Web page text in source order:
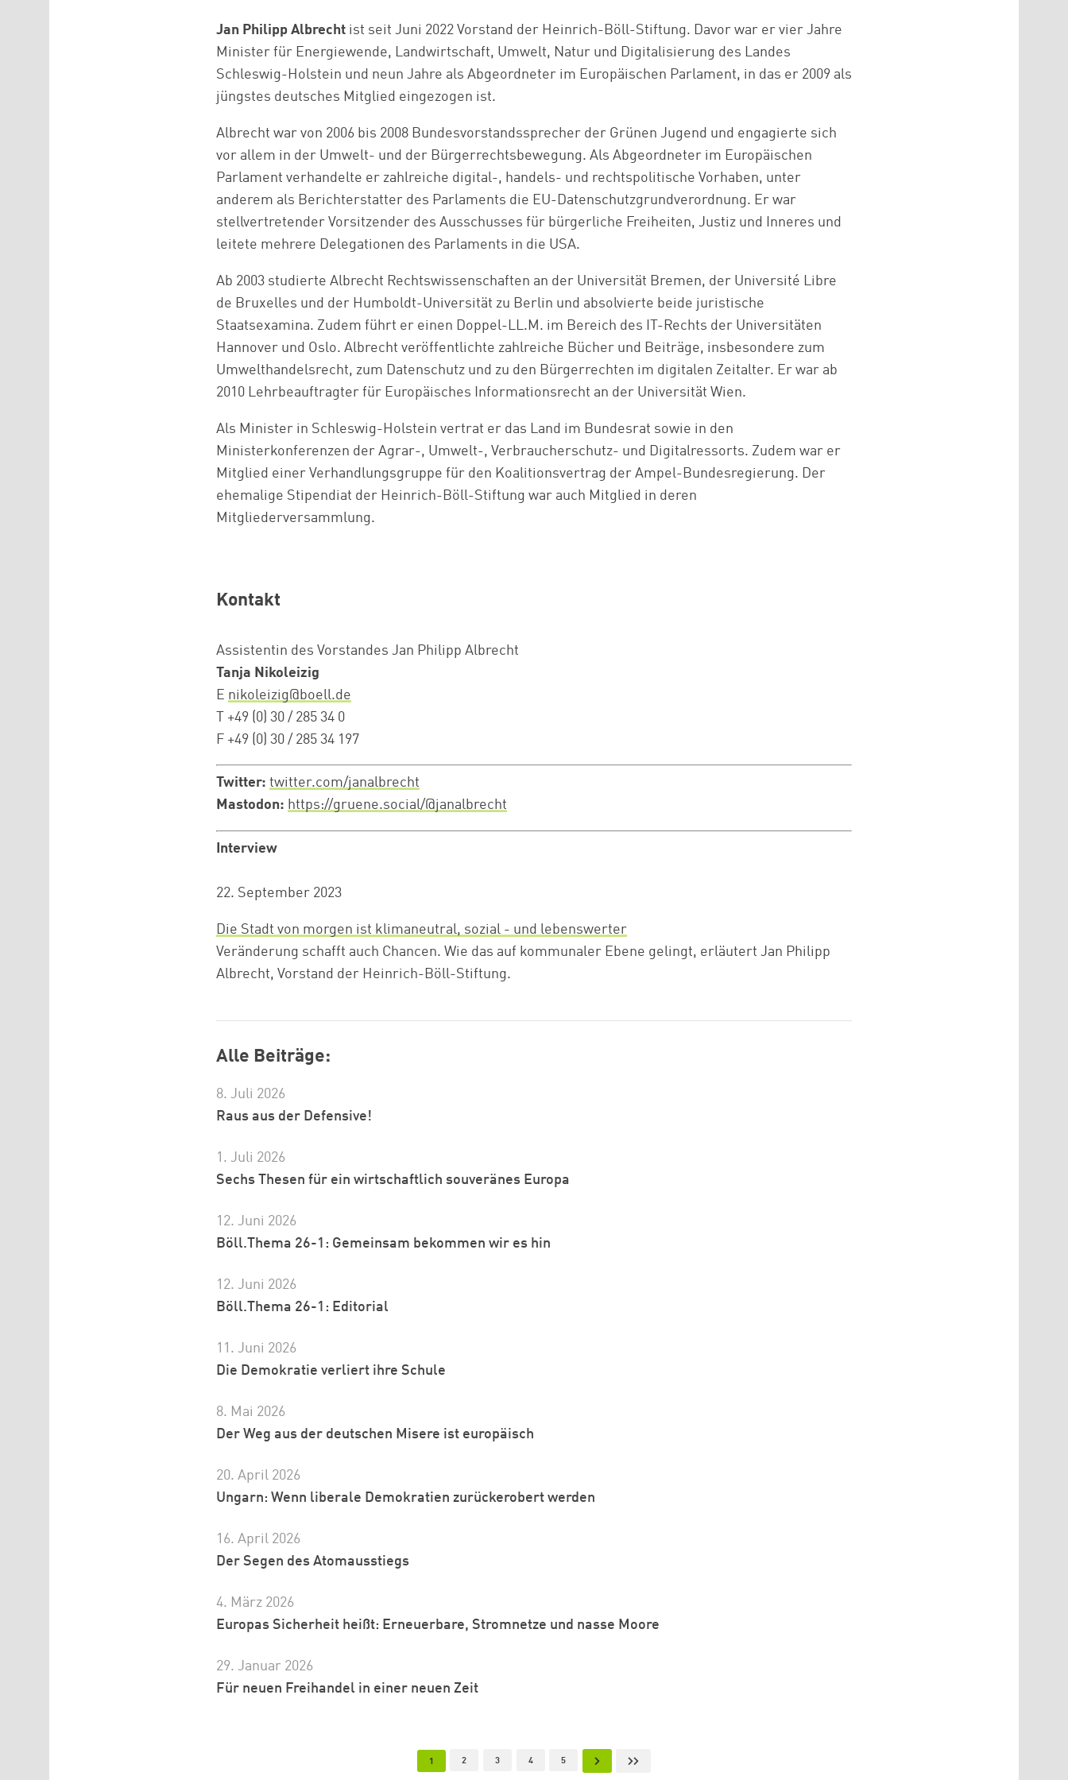
Jan Philipp Albrecht ist seit Juni 2022 Vorstand der Heinrich-Böll-Stiftung. Davor war er vier Jahre
Minister für Energiewende, Landwirtschaft, Umwelt, Natur und Digitalisierung des Landes
Schleswig-Holstein und neun Jahre als Abgeordneter im Europäischen Parlament, in das er 2009 als
jüngstes deutsches Mitglied eingezogen ist.
Albrecht war von 2006 bis 2008 Bundesvorstandssprecher der Grünen Jugend und engagierte sich
vor allem in der Umwelt- und der Bürgerrechtsbewegung. Als Abgeordneter im Europäischen
Parlament verhandelte er zahlreiche digital-, handels- und rechtspolitische Vorhaben, unter
anderem als Berichterstatter des Parlaments die EU-Datenschutzgrundverordnung. Er war
stellvertretender Vorsitzender des Ausschusses für bürgerliche Freiheiten, Justiz und Inneres und
leitete mehrere Delegationen des Parlaments in die USA.
Ab 2003 studierte Albrecht Rechtswissenschaften an der Universität Bremen, der Université Libre
de Bruxelles und der Humboldt-Universität zu Berlin und absolvierte beide juristische
Staatsexamina. Zudem führt er einen Doppel-LL.M. im Bereich des IT-Rechts der Universitäten
Hannover und Oslo. Albrecht veröffentlichte zahlreiche Bücher und Beiträge, insbesondere zum
Umwelthandelsrecht, zum Datenschutz und zu den Bürgerrechten im digitalen Zeitalter. Er war ab
2010 Lehrbeauftragter für Europäisches Informationsrecht an der Universität Wien.
Als Minister in Schleswig-Holstein vertrat er das Land im Bundesrat sowie in den
Ministerkonferenzen der Agrar-, Umwelt-, Verbraucherschutz- und Digitalressorts. Zudem war er
Mitglied einer Verhandlungsgruppe für den Koalitionsvertrag der Ampel-Bundesregierung. Der
ehemalige Stipendiat der Heinrich-Böll-Stiftung war auch Mitglied in deren
Mitgliederversammlung.
Kontakt
Assistentin des Vorstandes Jan Philipp Albrecht
Tanja Nikoleizig
E nikoleizig@boell.de
T +49 (0) 30 / 285 34 0
F +49 (0) 30 / 285 34 197
Twitter: twitter.com/janalbrecht
Mastodon: https://gruene.social/@janalbrecht
Interview
22. September 2023
Die Stadt von morgen ist klimaneutral, sozial - und lebenswerter
Veränderung schafft auch Chancen. Wie das auf kommunaler Ebene gelingt, erläutert Jan Philipp
Albrecht, Vorstand der Heinrich-Böll-Stiftung.
Alle Beiträge:
8. Juli 2026
Raus aus der Defensive!
1. Juli 2026
Sechs Thesen für ein wirtschaftlich souveränes Europa
12. Juni 2026
Böll.Thema 26-1: Gemeinsam bekommen wir es hin
12. Juni 2026
Böll.Thema 26-1: Editorial
11. Juni 2026
Die Demokratie verliert ihre Schule
8. Mai 2026
Der Weg aus der deutschen Misere ist europäisch
20. April 2026
Ungarn: Wenn liberale Demokratien zurückerobert werden
16. April 2026
Der Segen des Atomausstiegs
4. März 2026
Europas Sicherheit heißt: Erneuerbare, Stromnetze und nasse Moore
29. Januar 2026
Für neuen Freihandel in einer neuen Zeit
Aktuelle Seite
1 Page
2 Page
3 Page
4 Page
5 Nächste SeiteLetzte Seite